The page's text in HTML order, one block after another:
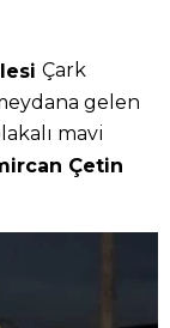
Çark
gelen
mavi
Çetin